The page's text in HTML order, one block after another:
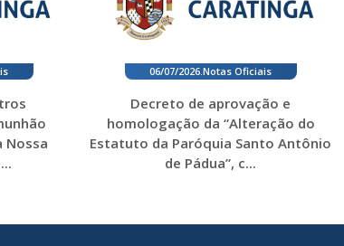
Nossa
06/07/2026.Notas Oficiais
Decreto de aprovação e
homologação da “Alteração do
Estatuto da Paróquia Santo Antônio
de Pádua”, c...